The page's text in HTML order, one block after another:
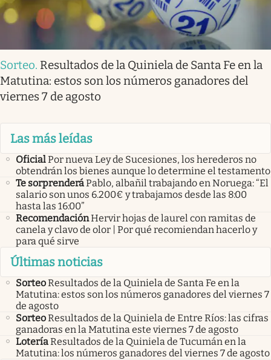
Sorteo. Resultados de la Quiniela de Santa Fe en la
Matutina: estos son los números ganadores del
viernes 7 de agosto
Las más leídas
OficialPor nueva Ley de Sucesiones, los herederos no
obtendrán los bienes aunque lo determine el testamento
Te sorprenderáPablo, albañil trabajando en Noruega: “El
salario son unos 6.200€ y trabajamos desde las 8:00
hasta las 16:00”
RecomendaciónHervir hojas de laurel con ramitas de
canela y clavo de olor | Por qué recomiendan hacerlo y
para qué sirve
Últimas noticias
SorteoResultados de la Quiniela de Santa Fe en la
Matutina: estos son los números ganadores del viernes 7
de agosto
SorteoResultados de la Quiniela de Entre Ríos: las cifras
ganadoras en la Matutina este viernes 7 de agosto
LoteríaResultados de la Quiniela de Tucumán en la
Matutina: los números ganadores del viernes 7 de agosto